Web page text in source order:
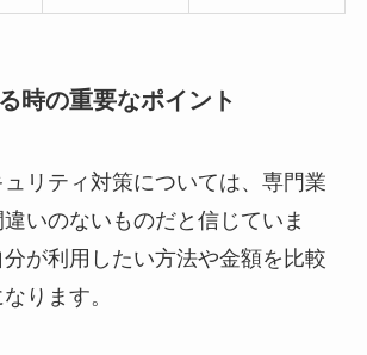
時の重要なポイント
リティ対策については、専門業
いのないものだと信じていま
が利用したい方法や金額を比較
ります。